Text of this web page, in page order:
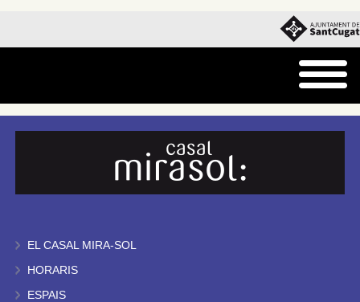
EL CASAL MIRA-SOL
HORARIS
ESPAIS